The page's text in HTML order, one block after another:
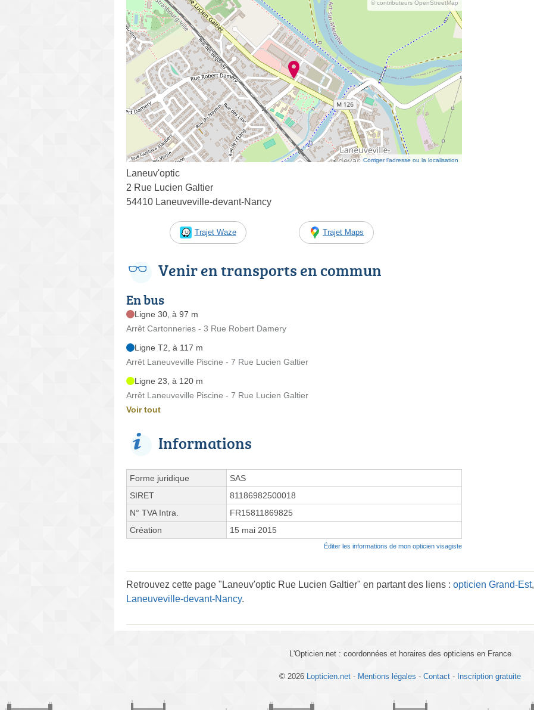
© contributeurs OpenStreetMap
Corriger l’adresse ou la localisation
Laneuv'optic
2 Rue Lucien Galtier
54410 Laneuveville-devant-Nancy
Trajet Waze Trajet Maps
Venir en transports en commun
En bus
Ligne 30, à 97 m
Arrêt Cartonneries - 3 Rue Robert Damery
Ligne T2, à 117 m
Arrêt Laneuveville Piscine - 7 Rue Lucien Galtier
Ligne 23, à 120 m
Arrêt Laneuveville Piscine - 7 Rue Lucien Galtier
Voir tout
Informations
Forme juridique
SAS
SIRET
81186982500018
N° TVA Intra.
FR15811869825
Création
15 mai 2015
Éditer les informations de mon opticien visagiste
Retrouvez cette page "Laneuv'optic Rue Lucien Galtier" en partant des liens : opticien Grand-Est,
Laneuveville-devant-Nancy.
L'Opticien.net : coordonnées et horaires des opticiens en France
© 2026 Lopticien.net - Mentions légales - Contact - Inscription gratuite